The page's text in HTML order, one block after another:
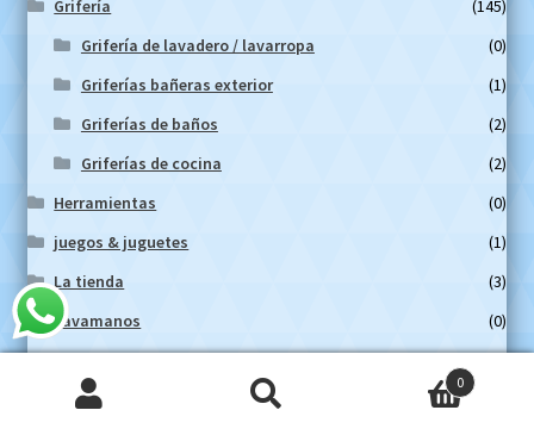
Grifería
(145)
Grifería de lavadero / lavarropa
(0)
Griferías bañeras exterior
(1)
Griferías de baños
(2)
Griferías de cocina
(2)
Herramientas
(0)
juegos & juguetes
(1)
La tienda
(3)
Lavamanos
(0)
Maquinas eléctricas
0